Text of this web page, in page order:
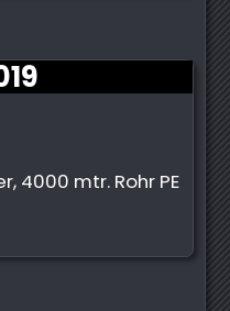
4000 mtr. Rohr PE